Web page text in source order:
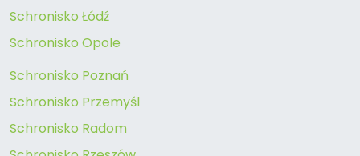
Schronisko Łódź
Schronisko Opole
Schronisko Poznań
Schronisko Przemyśl
Schronisko Radom